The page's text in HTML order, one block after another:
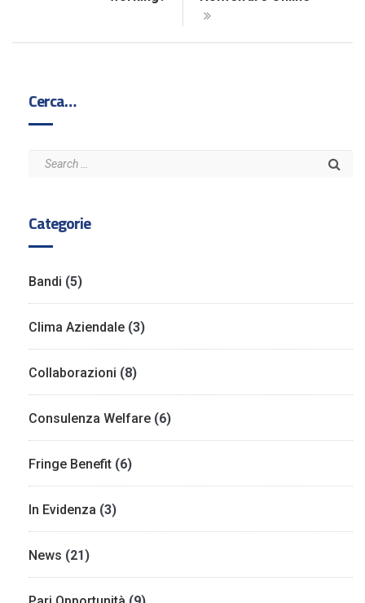
Cerca…
Categorie
Bandi (5)
Clima Aziendale (3)
Collaborazioni (8)
Consulenza Welfare (6)
Fringe Benefit (6)
In Evidenza (3)
News (21)